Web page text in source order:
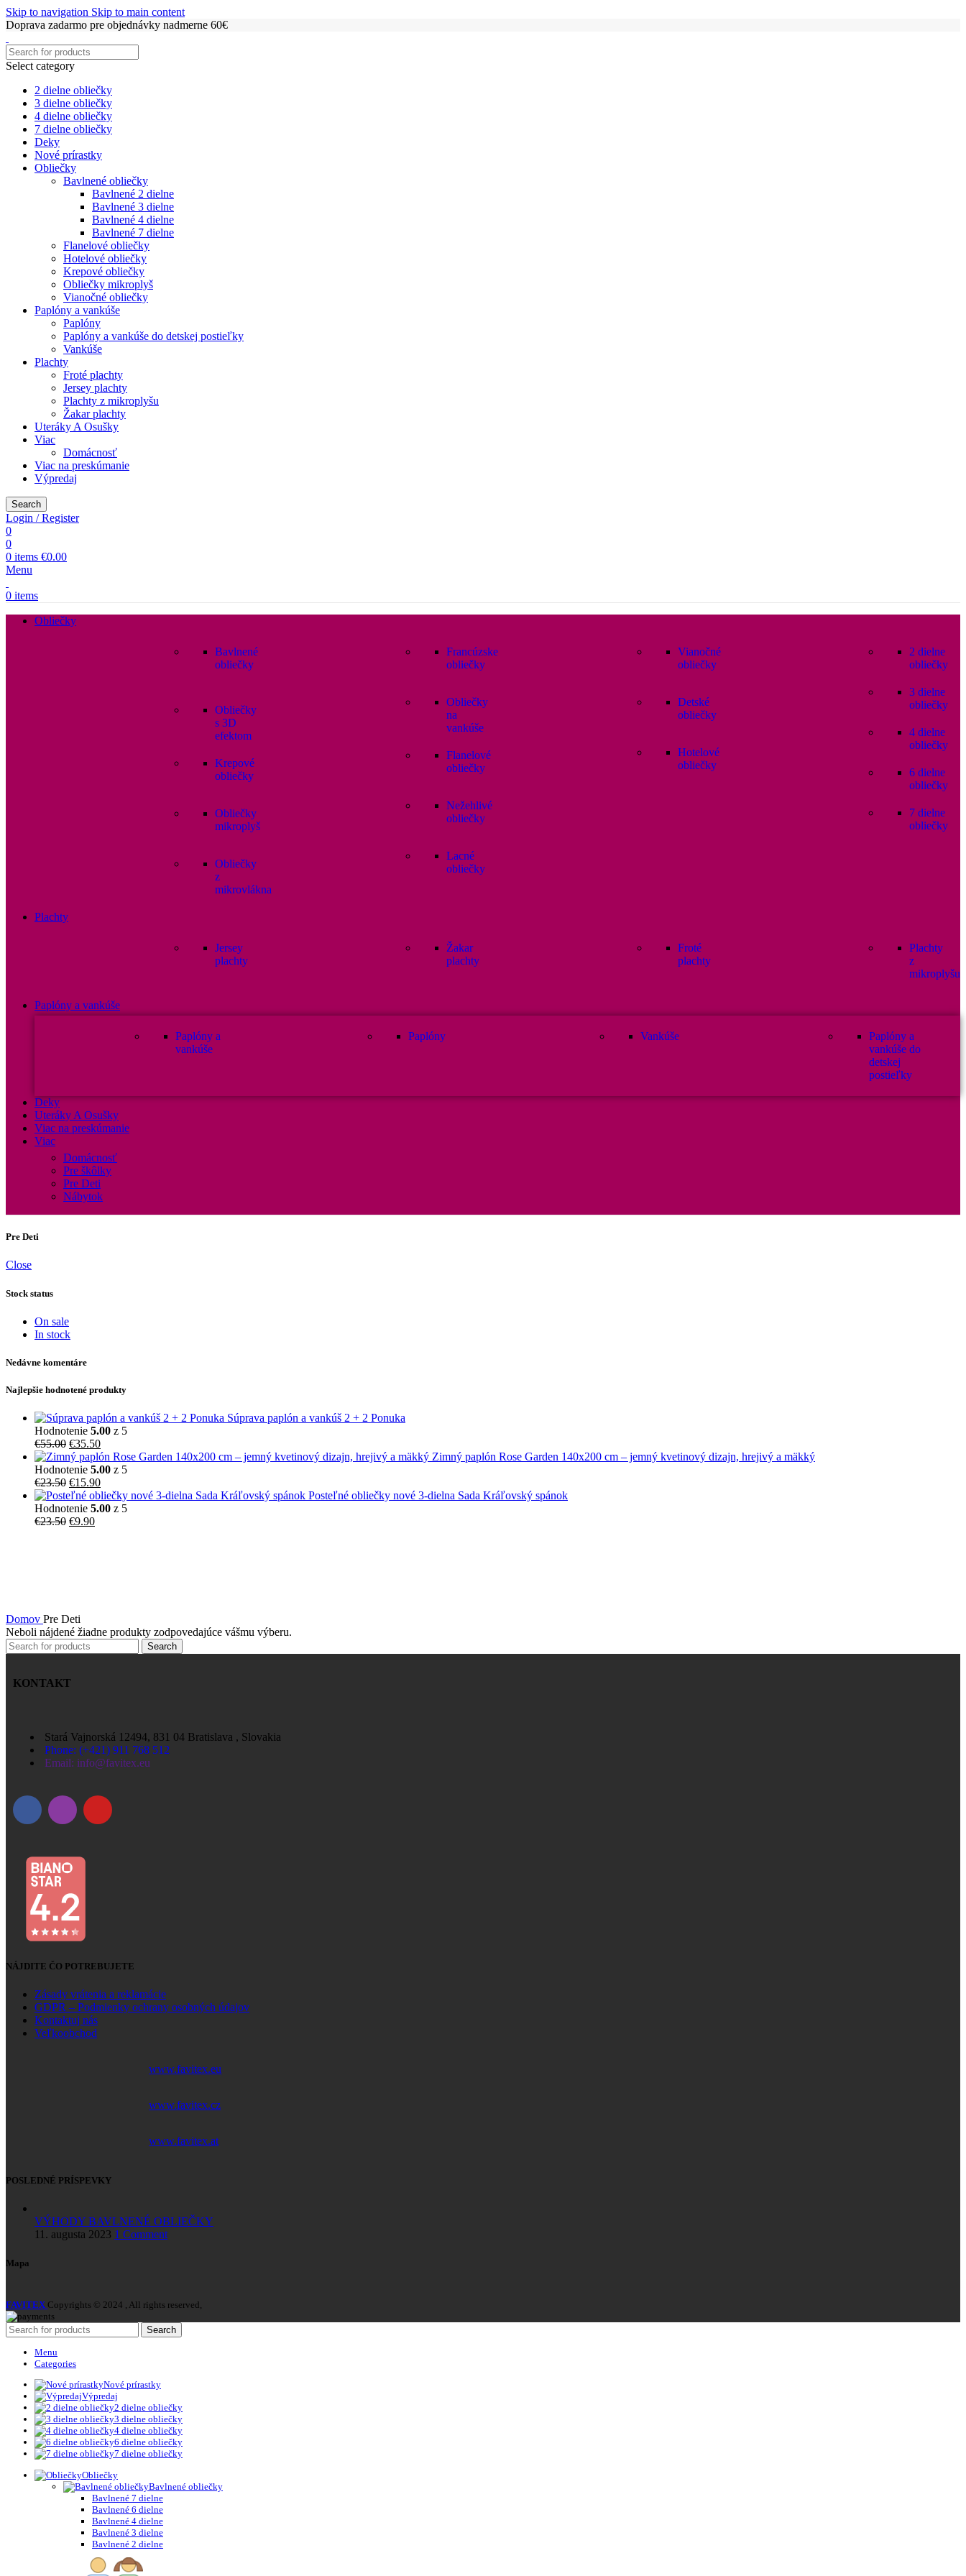
Skip to navigation Skip to main content
Doprava zadarmo pre objednávky nadmerne 60€
Select category
2 dielne obliečky
3 dielne obliečky
4 dielne obliečky
7 dielne obliečky
Deky
Nové prírastky
Obliečky
Bavlnené obliečky
Bavlnené 2 dielne
Bavlnené 3 dielne
Bavlnené 4 dielne
Bavlnené 7 dielne
Flanelové obliečky
Hotelové obliečky
Krepové obliečky
Obliečky mikroplyš
Vianočné obliečky
Paplóny a vankúše
Paplóny
Paplóny a vankúše do detskej postieľky
Vankúše
Plachty
Froté plachty
Jersey plachty
Plachty z mikroplyšu
Žakar plachty
Uteráky A Osušky
Viac
Domácnosť
Viac na preskúmanie
Výpredaj
Search
Login / Register
0
0
0 items €0.00
Menu
0 items
Obliečky
Bavlnené
obliečky
Obliečky
s 3D
efektom
Krepové
obliečky
Obliečky
mikroplyš
Obliečky
z
mikrovlákna
Francúzske
obliečky
Obliečky
na
vankúše
Flanelové
obliečky
Nežehlivé
obliečky
Lacné
obliečky
Vianočné
obliečky
Detské
obliečky
Hotelové
obliečky
2 dielne
obliečky
3 dielne
obliečky
4 dielne
obliečky
6 dielne
obliečky
7 dielne
obliečky
Plachty
Jersey
plachty
Žakar
plachty
Froté
plachty
Plachty
z
mikroplyšu
Paplóny a vankúše
Paplóny a
vankúše
Paplóny Vankúše
Paplóny a
vankúše do
detskej
postieľky
Deky
Uteráky A Osušky
Viac na preskúmanie
Viac
Domácnosť
Pre škôlky
Pre Deti
Nábytok
Pre Deti
Close
Stock status
On sale
In stock
Nedávne komentáre
Najlepšie hodnotené produkty
Súprava paplón a vankúš 2 + 2 Ponuka
Hodnotenie 5.00 z 5
€55.00 €35.50
Zimný paplón Rose Garden 140x200 cm – jemný kvetinový dizajn, hrejivý a mäkký
Hodnotenie 5.00 z 5
€23.50 €15.90
Posteľné obliečky nové 3-dielna Sada Kráľovský spánok
Hodnotenie 5.00 z 5
€23.50 €9.90
Domov Pre Deti
Neboli nájdené žiadne produkty zodpovedajúce vášmu výberu.
Search
KONTAKT
Stará Vajnorská 12494, 831 04 Bratislava , Slovakia
Phone: (+421) 911 768 512
Email: info@favitex.eu
NÁJDITE ČO POTREBUJETE
Zásady vrátenia a reklamácie
GDPR – Podmienky ochrany osobných údajov
Kontaktuj nás
Veľkoobchod
www.favitex.eu
www.favitex.cz
www.favitex.at
POSLEDNÉ PRÍSPEVKY
VÝHODY BAVLNENÉ OBLIEČKY
11. augusta 2023 1 Comment
Mapa
FAVITEX Copyrights © 2024 , All rights reserved,
Search
Menu
Categories
Nové prírastky
Výpredaj
2 dielne obliečky
3 dielne obliečky
4 dielne obliečky
6 dielne obliečky
7 dielne obliečky
Obliečky
Bavlnené obliečky
Bavlnené 7 dielne
Bavlnené 6 dielne
Bavlnené 4 dielne
Bavlnené 3 dielne
Bavlnené 2 dielne